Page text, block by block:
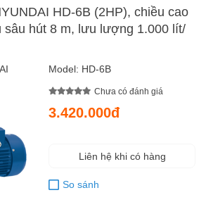
HD-6B (2HP), chiều cao
sâu hút 8 m, lưu lượng 1.000 lít/
Model: HD-6B
Chưa có đánh giá
3.420.000đ
Liên hệ khi có hàng
So sánh